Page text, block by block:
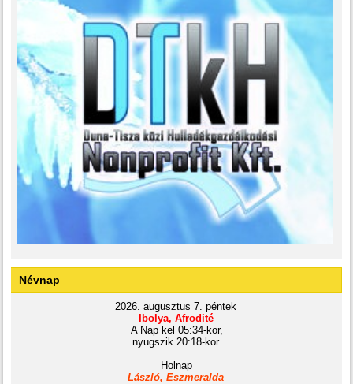
Névnap
2026. augusztus 7. péntek
Ibolya, Afrodité
A Nap kel 05:34-kor,
nyugszik 20:18-kor.
Holnap
László, Eszmeralda